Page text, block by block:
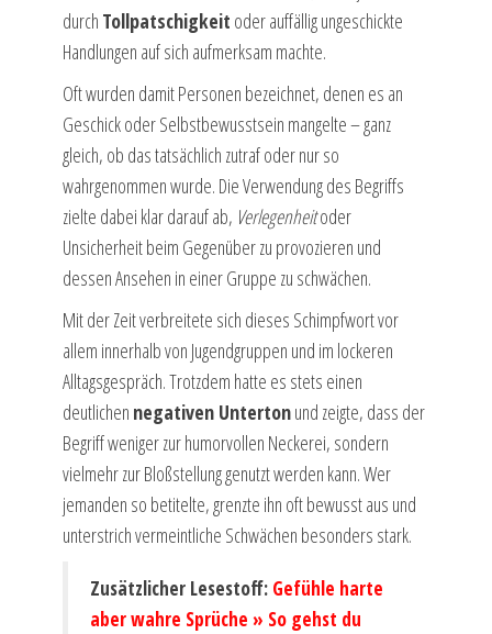
durch Tollpatschigkeit oder auffällig ungeschickte
Handlungen auf sich aufmerksam machte.
Oft wurden damit Personen bezeichnet, denen es an
Geschick oder Selbstbewusstsein mangelte – ganz
gleich, ob das tatsächlich zutraf oder nur so
wahrgenommen wurde. Die Verwendung des Begriffs
zielte dabei klar darauf ab, Verlegenheitoder
Unsicherheit beim Gegenüber zu provozieren und
dessen Ansehen in einer Gruppe zu schwächen.
Mit der Zeit verbreitete sich dieses Schimpfwort vor
allem innerhalb von Jugendgruppen und im lockeren
Alltagsgespräch. Trotzdem hatte es stets einen
deutlichen negativen Untertonund zeigte, dass der
Begriff weniger zur humorvollen Neckerei, sondern
vielmehr zur Bloßstellung genutzt werden kann. Wer
jemanden so betitelte, grenzte ihn oft bewusst aus und
unterstrich vermeintliche Schwächen besonders stark.
Zusätzlicher Lesestoff: Gefühle harte
aber wahre Sprüche » So gehst du